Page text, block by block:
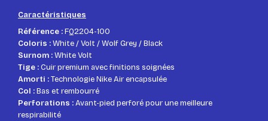
Caractéristiques
Référence :FQ2204-100
Coloris :White / Volt / Wolf Grey / Black
Surnom :White Volt
Tige :Cuir premium avec finitions soignées
Amorti :Technologie Nike Air encapsulée
Col :Bas et rembourré
Perforations :Avant-pied perforé pour une meilleure
respirabilité